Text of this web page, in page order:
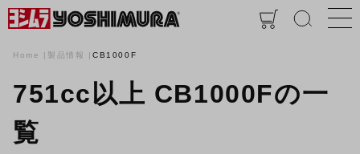
Home 製品情報 CB1000F
751cc以上 CB1000Fの一
覧